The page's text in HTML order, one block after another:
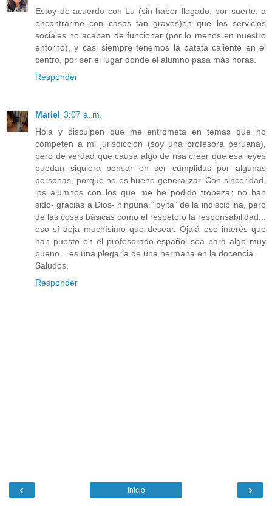
Estoy de acuerdo con Lu (sin haber llegado, por suerte, a
encontrarme con casos tan graves)en que los servicios
sociales no acaban de funcionar (por lo menos en nuestro
entorno), y casi siempre tenemos la patata caliente en el
centro, por ser el lugar donde el alumno pasa más horas.
Responder
Mariel 3:07 a. m.
Hola y disculpen que me entrometa en temas que no
competen a mi jurisdicción (soy una profesora peruana),
pero de verdad que causa algo de risa creer que esa leyes
puedan siquiera pensar en ser cumplidas por algunas
personas, porque no es bueno generalizar. Con sinceridad,
los alumnos con los que me he podido tropezar no han
sido- gracias a Dios- ninguna "joyita" de la indisciplina, pero
de las cosas básicas como el respeto o la responsabilidad...
eso sí deja muchísimo que desear. Ojalá ese interés que
han puesto en el profesorado español sea para algo muy
bueno... es una plegaria de una hermana en la docencia.
Saludos.
Responder
‹ ›
Inicio